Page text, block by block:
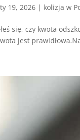
19, 2026 | kolizja w
się, czy kwota
jest